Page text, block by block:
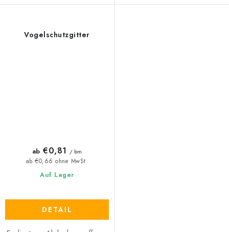
Vogelschutzgitter
Auf Lager
ab €0,66 ohne MwSt.
ab €0,81 / bm
DETAIL